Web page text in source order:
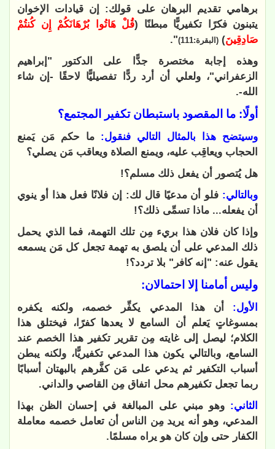
برهامي تقديم البرهان على قولك: إن قيادات الإخوان
يتبنون فكرًا تكفيريًّا مبطنًا (قُلْ هَاتُوا بُرْهَانَكُمْ إِن كُنتُمْ
صَادِقِينَ) (البقرة:111)
".
وهذه إجابة مختصرة جدًّا على الدكتور "إبراهيم
الزعفراني"، ولعلي أن أرد ردًّا تفصيليًّا لاحقًا -إن شاء
الله-.
أولًا: ما المقصود باستبطان تكفير المجتمع؟
وسيتضح هذا بالمثال التالي فنقول: ما حكم مَن يَمنع
الحجاب ويعاقِب عليه، ويمنع الصلاة ويعاقب مَن يصلي؟
هل يُتصور أن يفعل ذلك مسلم؟!
وبالتالي: فلو أن مدعيًا قال لك: إن فلانًا فعل هذا أو ينوي
أن يفعله... ماذا تسمِّى ذلك؟!
وإذا كان فلان هذا بريء مِن تلك التهمة، فما الذي يحمل
ذلك المدعي على أن يلصق به تهمة تجعل كل مَن يسمعه
يقول عنه: "إنه كافر" بلا تردد؟!
وليس أمامنا إلا احتمالان:
الأول:
أن هذا المدعي يكفِّر خصمه، ولكنه يكفره
بمسوغاتٍ يَعلم أن السامع لا يعدها كفرًا، فيختلق هذا
الكلام؛ ليصل إلى غايته مِن تقرير تكفير هذا الخصم عند
السامع، وبالتالي يكون هذا المدعي تكفيريًّا، ولكنه يبطن
أسباب التكفير ثم يدعي على مَن كفَّرهم بالبهتان أسبابًا
ربما تجعل تكفيرهم محل اتفاق مِن القاصي والداني.
الثاني: وهو مبني على المبالغة في إحسان الظن بهذا
المدعي، وهو أنه يريد مِن الناس أن تعامل خصمه معاملة
الكفار حتى وإن كان هو يراه مسلمًا.